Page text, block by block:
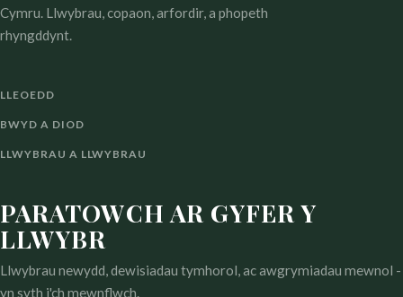
Cymru. Llwybrau, copaon, arfordir, a phopeth
rhyngddynt.
LLEOEDD
BWYD A DIOD
LLWYBRAU A LLWYBRAU
PARATOWCH AR GYFER Y
LLWYBR
Llwybrau newydd, dewisiadau tymhorol, ac awgrymiadau mewnol -
yn syth i'ch mewnflwch.